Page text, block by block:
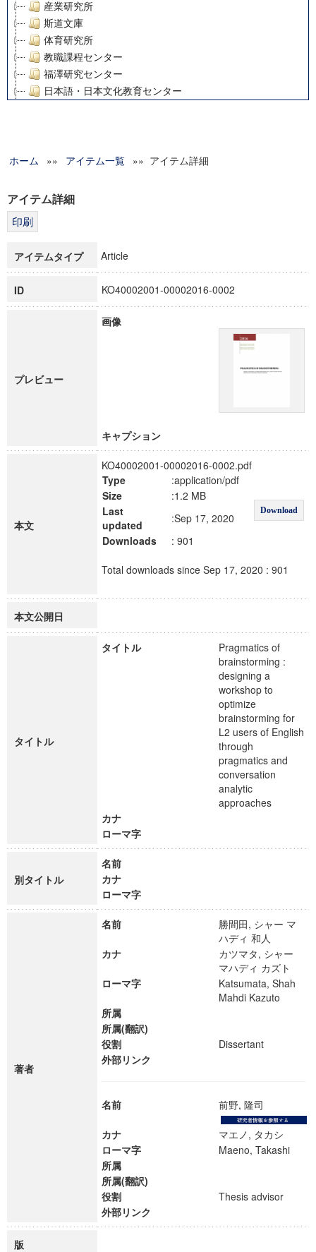
産業研究所
斯道文庫
体育研究所
教職課程センター
福澤研究センター
日本語・日本文化教育センター
グローバルリサーチインスティテュート
科学研究費補助金研究成果報告書
博士課程教育リーディングプログラム「超成熟社会発展のサ
ホーム »» アイテム一覧 »» アイテム詳細
アイテム詳細
アイテムタイプ Article
ID KO40002001-00002016-0002
プレビュー
画像
キャプション
本文
KO40002001-00002016-0002.pdf
Type
:application/pdf
Download
Size
:1.2 MB
Last
updated
:Sep 17, 2020
Downloads
: 901
Total downloads since Sep 17, 2020 : 901
本文公開日
タイトル
タイトル
Pragmatics of
brainstorming :
designing a
workshop to
optimize
brainstorming for
L2 users of English
through
pragmatics and
conversation
analytic
approaches
カナ
ローマ字
別タイトル
名前
カナ
ローマ字
著者
名前
勝間田, シャー マ
ハディ 和人
カナ
カツマタ, シャー
マハディ カズト
ローマ字
Katsumata, Shah
Mahdi Kazuto
所属
所属(翻訳)
役割
Dissertant
外部リンク
名前 前野, 隆司
カナ
マエノ, タカシ
ローマ字
Maeno, Takashi
所属
所属(翻訳)
役割
Thesis advisor
外部リンク
版